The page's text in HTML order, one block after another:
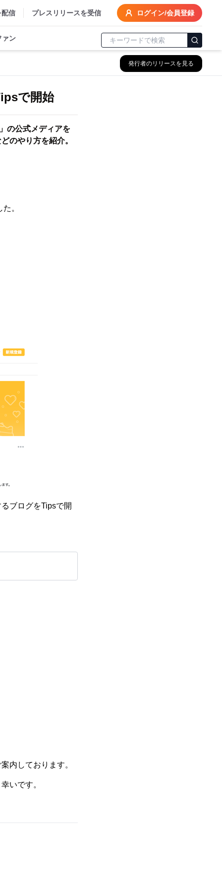
配信 プレスリリースを受信 ログイン/会員登録
ァン
発行者のリリースを見る
で開始
の公式メディアを
のやり方を紹介。
。
ブログをTipsで開
内しております。
いです。